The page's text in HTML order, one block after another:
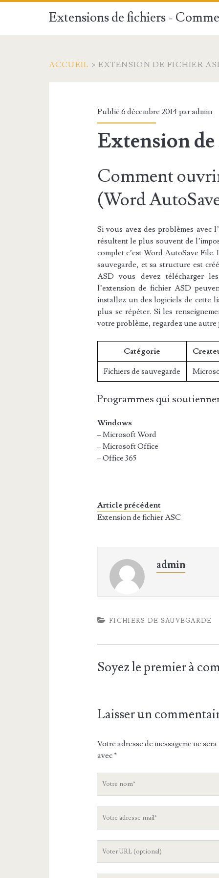
Extensions de fichiers -
ACCUEIL > EXTENSION DE FICHIER
Publié 6 décembre 2014 paradmin
Extension
Comment
(Word
Si vous avez des problèmes avec
résultent le plus souvent de
complet c’est Word AutoSave
sauvegarde, et sa structure est
ASD vous devez télécharger
l’extension de fichier ASD
installez un des logiciels de cette
plus se répéter. Si les
votre problème, regardez une autre
Catégorie
Fichiers de sauvegarde
Programmes qui
Windows
– Microsoft Word
– Microsoft Office
– Office 365
Article précédent
Extension de fichier ASC
admin
FICHIERS DE SAUVEGARDE
Soyez le premier à
Laisser un
Votre adresse de messagerie ne
avec*
V
n
m
V
a
L